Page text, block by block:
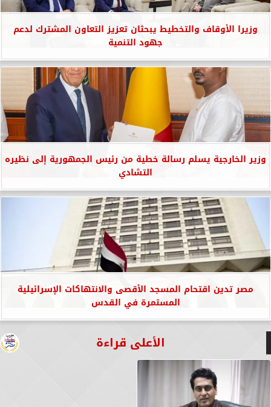
وزيرا الأوقاف والتخطيط يبحثان تعزيز التعاون المشترك لدعم
جهود التنمية
وزير الخارجية يسلم رسالة خطية من رئيس الجمهورية إلى نظيره
التشادي
مصر تدين اقتحام المسجد الأقصى والانتهاكات الإسرائيلية
المستمرة في القدس
الأعلى قراءة